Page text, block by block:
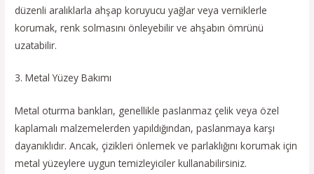
düzenli aralıklarla ahşap koruyucu yağlar veya verniklerle
korumak, renk solmasını önleyebilir ve ahşabın ömrünü
uzatabilir.
3. Metal Yüzey Bakımı
Metal oturma bankları, genellikle paslanmaz çelik veya özel
kaplamalı malzemelerden yapıldığından, paslanmaya karşı
dayanıklıdır. Ancak, çizikleri önlemek ve parlaklığını korumak için
metal yüzeylere uygun temizleyiciler kullanabilirsiniz.